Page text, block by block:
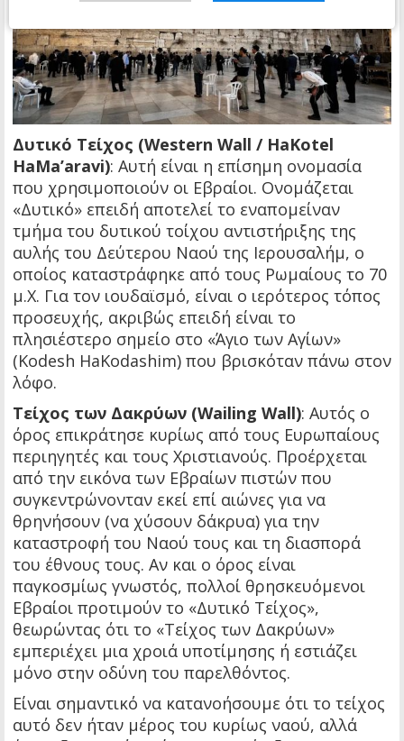
Δυτικό Τείχος (Western Wall / HaKotel
HaMa’aravi): Αυτή είναι η επίσημη ονομασία
που χρησιμοποιούν οι Εβραίοι. Ονομάζεται
«Δυτικό» επειδή αποτελεί το εναπομείναν
τμήμα του δυτικού τοίχου αντιστήριξης της
αυλής του Δεύτερου Ναού της Ιερουσαλήμ, ο
οποίος καταστράφηκε από τους Ρωμαίους το 70
μ.Χ. Για τον ιουδαϊσμό, είναι ο ιερότερος τόπος
προσευχής, ακριβώς επειδή είναι το
πλησιέστερο σημείο στο «Άγιο των Αγίων»
(Kodesh HaKodashim) που βρισκόταν πάνω στον
λόφο.
Τείχος των Δακρύων (Wailing Wall): Αυτός ο
όρος επικράτησε κυρίως από τους Ευρωπαίους
περιηγητές και τους Χριστιανούς. Προέρχεται
από την εικόνα των Εβραίων πιστών που
συγκεντρώνονταν εκεί επί αιώνες για να
θρηνήσουν (να χύσουν δάκρυα) για την
καταστροφή του Ναού τους και τη διασπορά
του έθνους τους. Αν και ο όρος είναι
παγκοσμίως γνωστός, πολλοί θρησκευόμενοι
Εβραίοι προτιμούν το «Δυτικό Τείχος»,
θεωρώντας ότι το «Τείχος των Δακρύων»
εμπεριέχει μια χροιά υποτίμησης ή εστιάζει
μόνο στην οδύνη του παρελθόντος.
Είναι σημαντικό να κατανοήσουμε ότι το τείχος
αυτό δεν ήταν μέρος του κυρίως ναού, αλλά